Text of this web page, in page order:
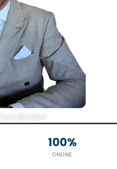
100%
ONLINE